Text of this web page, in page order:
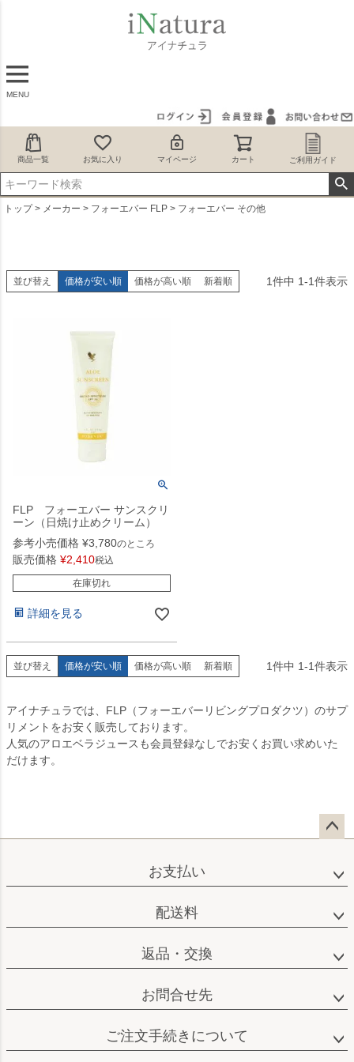
MENU
商品一覧 お気に入り マイページ カート ご利用ガイド
トップ メーカー フォーエバー FLP フォーエバー その他
並び替え 価格が安い順 価格が高い順 新着順 1件中 1-1件表示
FLP フォーエバー サンスクリ
ーン（日焼け止めクリーム）
参考小売価格 ¥3,780のところ
販売価格 ¥2,410税込
在庫切れ
詳細を見る
並び替え 価格が安い順 価格が高い順 新着順 1件中 1-1件表示
アイナチュラでは、FLP（フォーエバーリビングプロダクツ）のサプ
リメントをお安く販売しております。
人気のアロエベラジュースも会員登録なしでお安くお買い求めいた
だけます。
ップ
お支払い
配送料
返品・交換
お問合せ先
ご注文手続きについて